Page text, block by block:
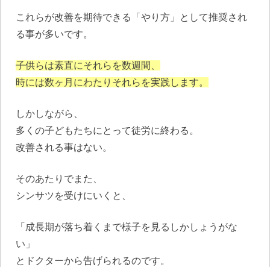
これらが改善を期待できる「やり方」として推奨され
る事が多いです。
子供らは素直にそれらを数週間、
時には数ヶ月にわたりそれらを実践します。
しかしながら、
多くの子どもたちにとって徒労に終わる。
改善される事はない。
そのあたりでまた、
シンサツを受けにいくと、
「成長期が落ち着くまで様子を見るしかしょうがな
い」
とドクターから告げられるのです。